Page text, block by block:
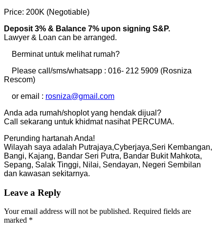
Price: 200K (Negotiable)
Deposit 3% & Balance 7% upon signing S&P.
Lawyer & Loan can be arranged.
Berminat untuk melihat rumah?
Please call/sms/whatsapp : 016- 212 5909 (Rosniza
Rescom)
or email : rosniza@gmail.com
Anda ada rumah/shoplot yang hendak dijual?
Call sekarang untuk khidmat nasihat PERCUMA.
Perunding hartanah Anda!
Wilayah saya adalah Putrajaya,Cyberjaya,Seri Kembangan,
Bangi, Kajang, Bandar Seri Putra, Bandar Bukit Mahkota,
Sepang, Salak Tinggi, Nilai, Sendayan, Negeri Sembilan
dan kawasan sekitarnya.
Leave a Reply
Your email address will not be published. Required fields are
marked *